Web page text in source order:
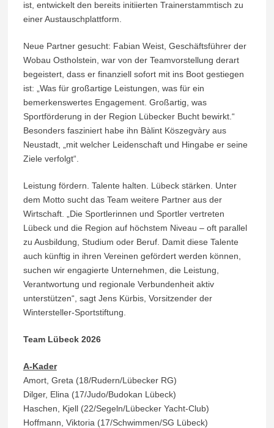
ist, entwickelt den bereits initiierten Trainerstammtisch zu
einer Austauschplattform.
Neue Partner gesucht: Fabian Weist, Geschäftsführer der
Wobau Ostholstein, war von der Teamvorstellung derart
begeistert, dass er finanziell sofort mit ins Boot gestiegen
ist: „Was für großartige Leistungen, was für ein
bemerkenswertes Engagement. Großartig, was
Sportförderung in der Region Lübecker Bucht bewirkt.“
Besonders fasziniert habe ihn Bàlint Köszegvàry aus
Neustadt, „mit welcher Leidenschaft und Hingabe er seine
Ziele verfolgt“.
Leistung fördern. Talente halten. Lübeck stärken. Unter
dem Motto sucht das Team weitere Partner aus der
Wirtschaft. „Die Sportlerinnen und Sportler vertreten
Lübeck und die Region auf höchstem Niveau – oft parallel
zu Ausbildung, Studium oder Beruf. Damit diese Talente
auch künftig in ihren Vereinen gefördert werden können,
suchen wir engagierte Unternehmen, die Leistung,
Verantwortung und regionale Verbundenheit aktiv
unterstützen“, sagt Jens Kürbis, Vorsitzender der
Wintersteller-Sportstiftung.
Team Lübeck 2026
A-Kader
Amort, Greta (18/Rudern/Lübecker RG)
Dilger, Elina (17/Judo/Budokan Lübeck)
Haschen, Kjell (22/Segeln/Lübecker Yacht-Club)
Hoffmann, Viktoria (17/Schwimmen/SG Lübeck)